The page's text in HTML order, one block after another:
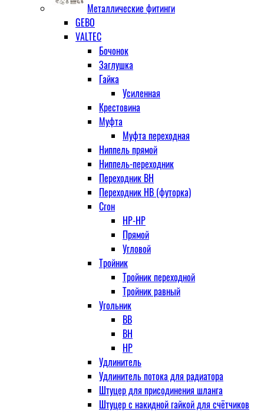
Металлические фитинги
GEBO
VALTEC
Бочонок
Заглушка
Гайка
Усиленная
Крестовина
Муфта
Муфта переходная
Ниппель прямой
Ниппель-переходник
Переходник ВН
Переходник НВ (футорка)
Сгон
НР-НР
Прямой
Угловой
Тройник
Тройник переходной
Тройник равный
Угольник
ВВ
ВН
НР
Удлинитель
Удлинитель потока для радиатора
Штуцер для присодинения шланга
Штуцер с накидной гайкой для счётчиков